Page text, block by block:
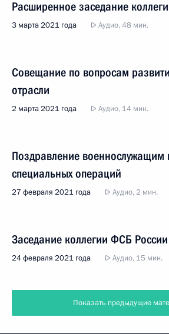
Расширенное заседание
3 марта 2021 года Аудио, 48 мин.
Совещание по вопросам
отрасли
2 марта 2021 года Аудио, 14 мин.
Поздравление военнослужащим
специальных операций
27 февраля 2021 года Аудио, 2 мин.
Заседание коллегии ФСБ России
24 февраля 2021 года Аудио, 15 мин.
Показать предыдущие